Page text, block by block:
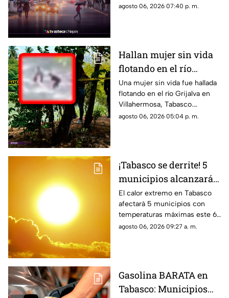
distintas regiones. Consulta el
agosto 06, 2026 07:40 p. m.
Hallan mujer sin vida
flotando en el río
Grijalva, Villahermosa
Una mujer sin vida fue hallada
flotando en el río Grijalva en
Villahermosa, Tabasco.
Conoce los detalles que se
agosto 06, 2026 05:04 p. m.
¡Tabasco se derrite! 5
municipios alcanzarán
temperaturas extremas
hoy jueves
El calor extremo en Tabasco
afectará 5 municipios con
temperaturas máximas este 6
de agosto de 2026. Conoce la
agosto 06, 2026 09:27 a. m.
Gasolina BARATA en
Tabasco: Municipios